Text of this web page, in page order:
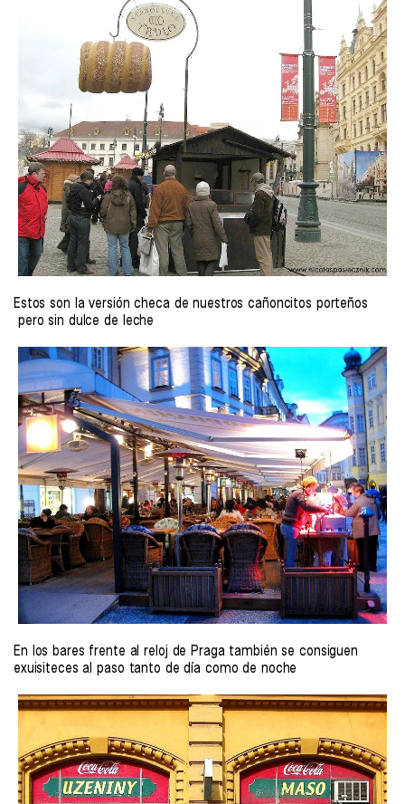
Estos son la versión checa de nuestros cañoncitos porteños
pero sin dulce de leche
En los bares frente al reloj de Praga también se consiguen
exuisiteces al paso tanto de día como de noche